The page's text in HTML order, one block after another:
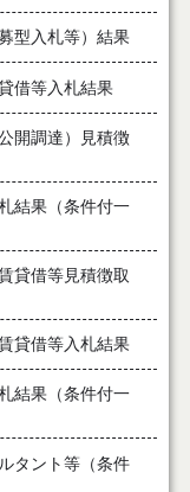
型入札等）結果
借等入札結果
開調達）見積徴
結果（条件付一
貸借等見積徴取
貸借等入札結果
結果（条件付一
タント等（条件